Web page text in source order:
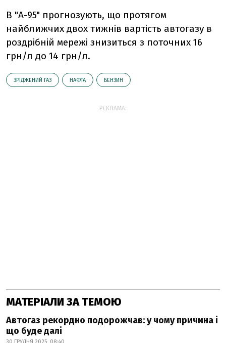
В "А-95" прогнозують, що протягом
найближчих двох тижнів вартість автогазу в
роздрібній мережі знизиться з поточних 16
грн/л до 14 грн/л.
ЗРІДЖЕНИЙ ГАЗ НАФТА БЕНЗИН
РЕКЛАМА:
МАТЕРІАЛИ ЗА ТЕМОЮ
Автогаз рекордно подорожчав: у чому причина і
що буде далі
30 ГРУДНЯ 2025, 08:40